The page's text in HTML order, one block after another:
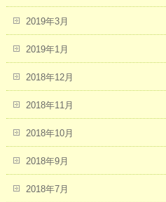
2019年3月
2019年1月
2018年12月
2018年11月
2018年10月
2018年9月
2018年7月